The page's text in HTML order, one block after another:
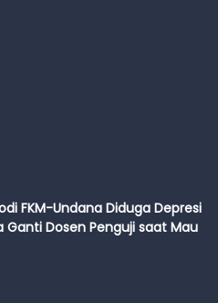
FKM-Undana Diduga Depresi
Ganti Dosen Penguji saat Mau